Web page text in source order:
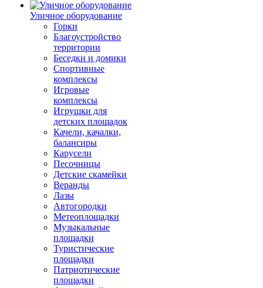
Уличное оборудование
Горки
Благоустройство
территории
Беседки и домики
Спортивные
комплексы
Игровые
комплексы
Игрушки для
детских площадок
Качели, качалки,
балансиры
Карусели
Песочницы
Детские скамейки
Веранды
Лазы
Автогородки
Метеоплощадки
Музыкальные
площадки
Туристические
площадки
Патриотические
площадки